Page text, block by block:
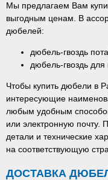
Мы предлагаем Вам
выгодным ценам. В
дюбелей:
дюбель-гвоздь
дюбель-гвоздь для
Чтобы купить дюбели в
интересующие
любым удобным
или электронную почту.
детали и технические
на соответствующую
ДОСТАВКА